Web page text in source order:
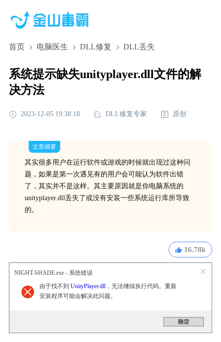
首页 电脑医生 DLL修复 DLL丢失
系统提示缺失unityplayer.dll文件的解
决方法
2023-12-05 19:38:18 DLL修复专家 原创
文章摘要
其实很多用户在运行软件或游戏的时候就出现过这种问
题，如果是第一次遇见有的用户会可能认为软件出错
了，其实并不是这样。其主要原因就是你电脑系统的
unityplayer.dll丢失了或没有安装一些系统运行库所导致
的。
16.78k
NIGHT-SHADE.exe - 系统错误
由于找不到 UnityPlayer.dll，无法继续执行代码。重新
安装程序可能会解决此问题。